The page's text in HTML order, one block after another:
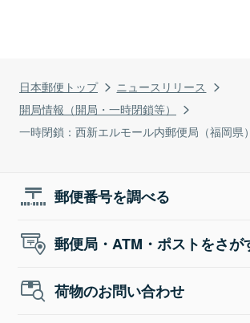
日本郵便トップ
ニュースリリース
開局情報（開局・一時閉鎖等）
一時閉鎖：西新エルモール内郵便局（福岡県）
郵便番号を調べる
郵便局・ATM・ポストをさが
荷物のお問い合わせ